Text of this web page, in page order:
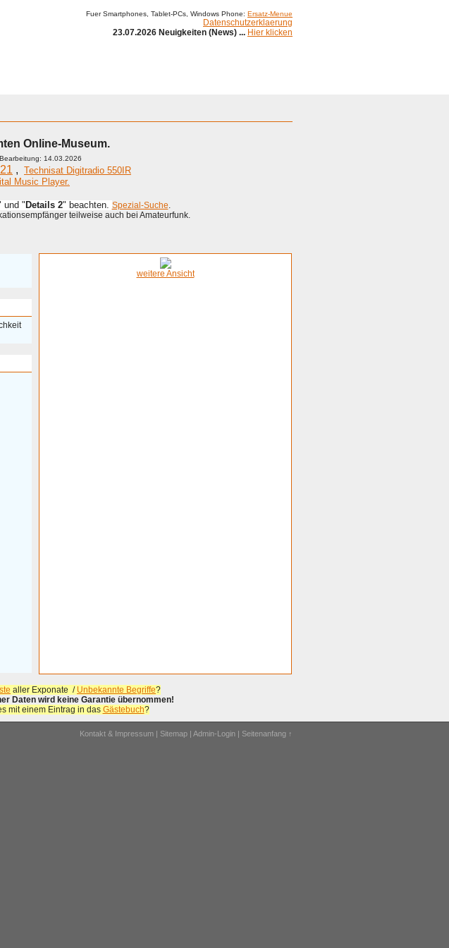
Fuer Smartphones, Tablet-PCs, Windows Phone: Ersatz-Menue
Datenschutzerklaerung
23.07.2026 Neuigkeiten (News) ... Hier klicken
Online-Museum.
14.03.2026
, Technisat Digitradio 550IR
Music Player.
und " Details 2" beachten. Spezial-Suche.
teilweise auch bei Amateurfunk.
weitere Ansicht
aller Exponate / Unbekannte Begriffe?
Daten wird keine Garantie übernommen!
mit einem Eintrag in das Gästebuch?
Kontakt & Impressum | Sitemap | Admin-Login | Seitenanfang ↑